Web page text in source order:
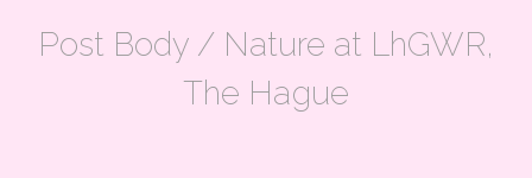
Post Body / Nature at LhGWR,
The Hague